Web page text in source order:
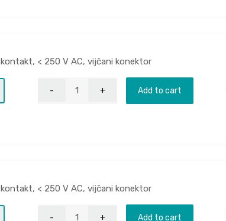
< 250 V AC, vijčani konektor
Add to cart
< 250 V AC, vijčani konektor
Add to cart